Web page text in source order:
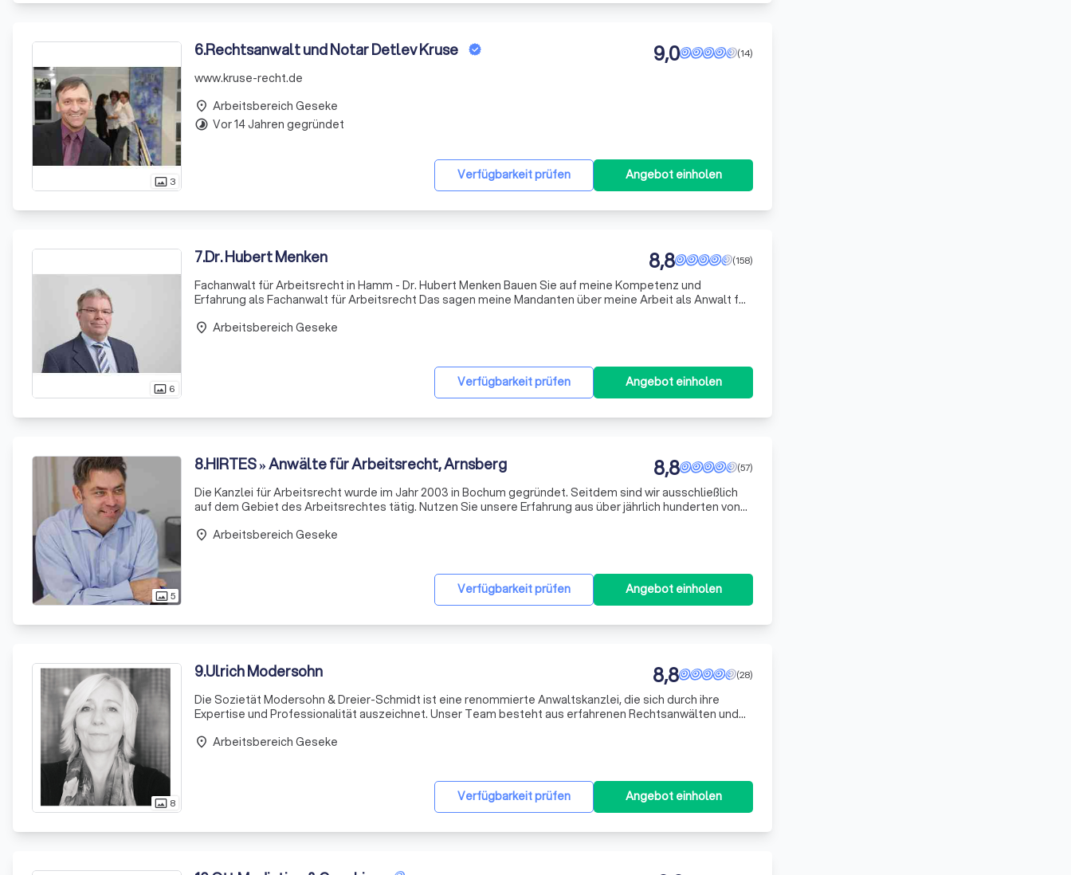
photo_size_select_actual 3
6.Rechtsanwalt und Notar Detlev Kruse (14)
9,0
www.kruse-recht.de
Verfügbarkeit prüfen Angebot einholen
place Arbeitsbereich Geseke
timelapse Vor 14 Jahren gegründet
photo_size_select_actual 6
7.Dr. Hubert Menken (158)
8,8
Fachanwalt für Arbeitsrecht in Hamm - Dr. Hubert Menken Bauen Sie auf meine Kompetenz und
Erfahrung als Fachanwalt für Arbeitsrecht Das sagen meine Mandanten über meine Arbeit als Anwalt für
al
Verfügbarkeit prüfen Angebot einholen
place Arbeitsbereich Geseke
photo_size_select_actual5
8.HIRTES » Anwälte für Arbeitsrecht, Arnsberg (57)
8,8
Die Kanzlei für Arbeitsrecht wurde im Jahr 2003 in Bochum gegründet. Seitdem sind wir ausschließlich
auf dem Gebiet des Arbeitsrechtes tätig. Nutzen Sie unsere Erfahrung aus über jährlich hunderten von
Verfügbarkeit prüfen Angebot einholen
place Arbeitsbereich Geseke
photo_size_select_actual 8
9.Ulrich Modersohn (28)
8,8
Die Sozietät Modersohn & Dreier-Schmidt ist eine renommierte Anwaltskanzlei, die sich durch ihre
Expertise und Professionalität auszeichnet. Unser Team besteht aus erfahrenen Rechtsanwälten und
Manda
Verfügbarkeit prüfen Angebot einholen
place Arbeitsbereich Geseke